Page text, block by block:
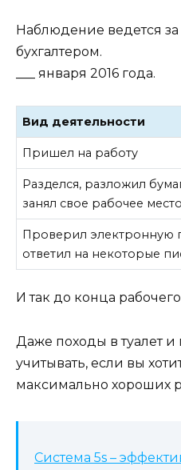
Наблюдение ведется
бухгалтером.
___ января 2016 года.
Вид деятельности
Пришел на работу
Разделся, разложил
занял свое рабочее место
Проверил электронную
ответил на некоторые
И так до конца
Даже походы в туалет и
учитывать, если вы
максимально хороших
Система 5s –